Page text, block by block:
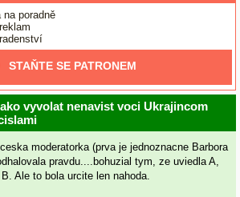
na poradně
STAŇTE SE PATRONEM
vyvolat nenavist voci Ukrajincom
moderatorka (prva je jednoznacne Barbora
pravdu....bohuzial tym, ze uviedla A,
Ale to bola urcite len nahoda.